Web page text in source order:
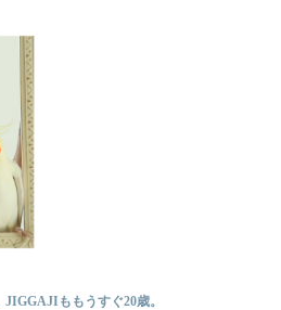
JIGGAJIももうすぐ20歳。